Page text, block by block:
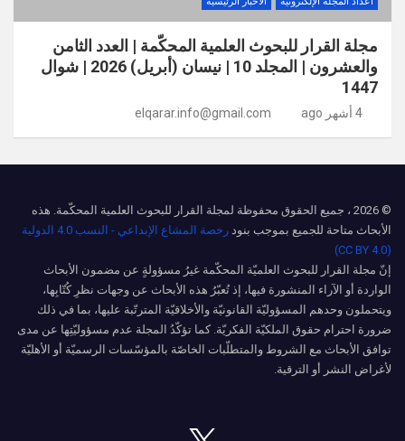
مجلة القرار للبحوث العلمية المحكّمة | العدد الثامن
والعشرون | المجلد 10 | نيسان (أبريل) 2026 | شوال
1447
4 أشهر ago elqarar.info@gmail.com
© 2026 ، جميع الحقوق محفوظة لمجلة القرار للبحوث العلمية المحكّمة. هذه
الأبحاث متاحة للجميع بموجب بنود
رخصة المشاع الإبداعي - النسب 4.0 الدولية
(CC BY 4.0)
إنّ مجلة القرار للبحوث العلميّة المحكّمة غيرُ مسؤولةٍ عن مضمون الأبحاث
الواردة أو الآراء المنشورة فيها، إذ تُعبّرُ هذه الأبحاث عن وجهات نظرِ كُتّابِها،
ويتحملون وحدهم المسؤوليّة القانونيّة والأخلاقيّة المترتّبة عليها، بما في ذلك
ضرورة احترام حقوق الملكيّة الفكريّة. كما تؤكّدُ المجلة عدم مسؤوليّتِها عن مدى
توافق الأبحاث مع الشروط والمتطلّبات الخاصّة بالمؤسّسات الرسميّة أو الأهليّة
لأغراض النشر أو الترقية.